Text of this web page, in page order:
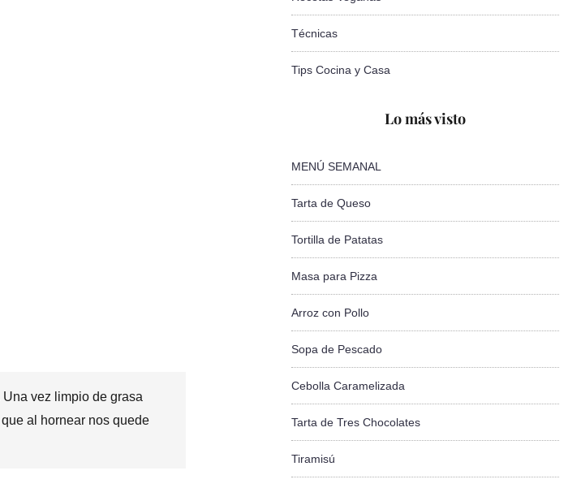
vez limpio de grasa
al hornear nos quede
Técnicas
Tips Cocina y Casa
Lo más visto
MENÚ SEMANAL
Tarta de Queso
Tortilla de Patatas
Masa para Pizza
Arroz con Pollo
Sopa de Pescado
Cebolla Caramelizada
Tarta de Tres Chocolates
Tiramisú